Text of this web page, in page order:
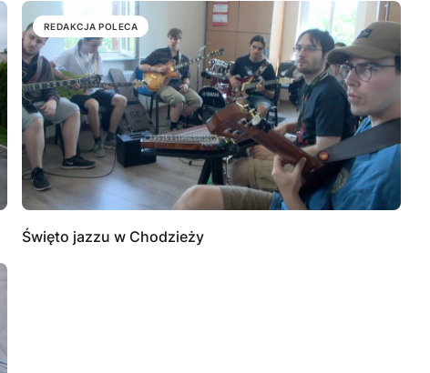
REDAKCJA POLECA
Święto jazzu w Chodzieży